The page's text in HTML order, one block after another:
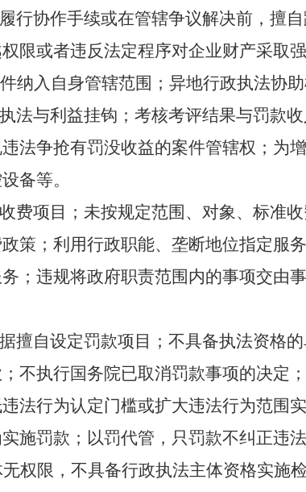
行协作手续或在管辖争议解决前，擅
限或者违反法定程序对企业财产采取
纳入自身管辖范围；异地行政执法协助
法与利益挂钩；考核考评结果与罚款
法争抢有罚没收益的案件管辖权；为
备等。
费项目；未按规定范围、对象、标准
策；利用行政职能、垄断地位指定服
；违规将政府职责范围内的事项交由
擅自设定罚款项目；不具备执法资格
不执行国务院已取消罚款事项的决定
法行为认定门槛或扩大违法行为范围
施罚款；以罚代管，只罚款不纠正违法
权限，不具备行政执法主体资格实施